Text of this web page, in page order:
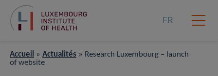
FR
Accueil » Actualités » Research Luxembourg – launch
of website